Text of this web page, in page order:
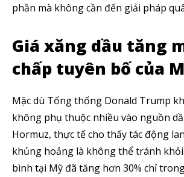
Theo dõi CIG News
nhìn thị trường trực quan và mang lại lượng
thị trường tài chính.
phần mà không cần đến giải pháp
Giá xăng dầu tăng
chấp tuyên bố của
Mặc dù Tổng thống Donald Trump
không phụ thuộc nhiều vào nguồn
Hormuz, thực tế cho thấy tác động
khủng hoảng là không thể tránh
bình tại Mỹ đã tăng hơn 30% chỉ